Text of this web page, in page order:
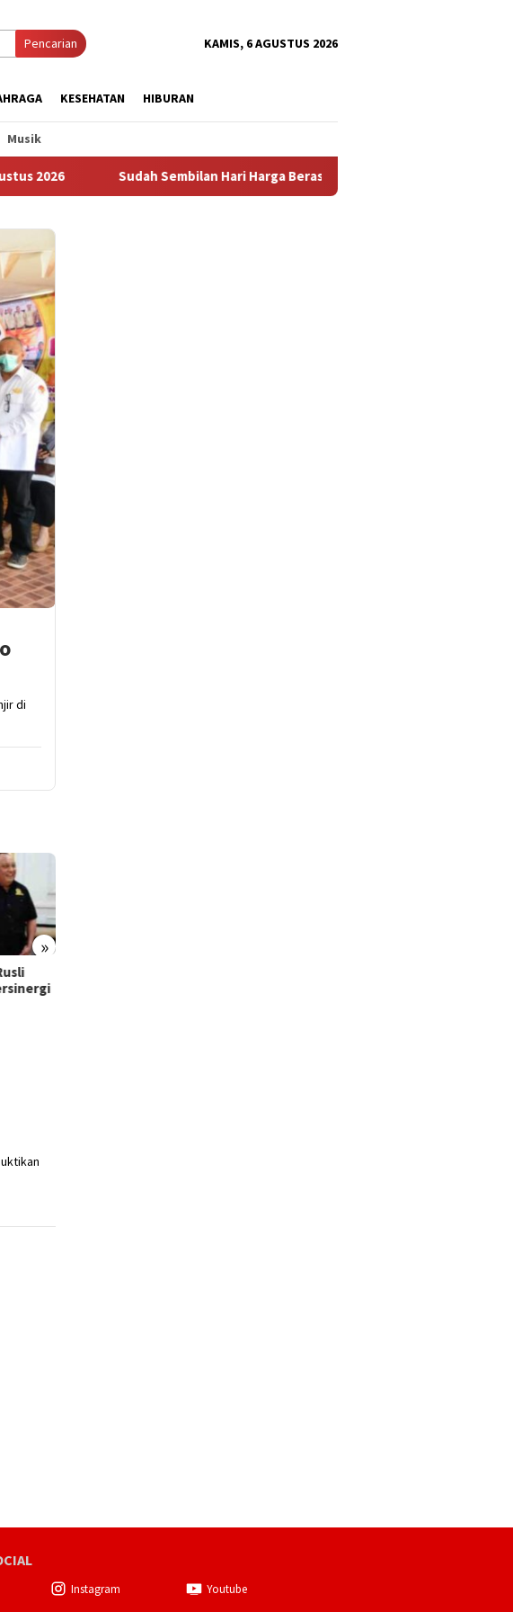
Pencarian KAMIS, 6 AGUSTUS 2026
KESEHATAN HIBURAN
Musik
Sudah Sembilan Hari Harga Beras Gorontalo Termahal di Indonesia,
di
»
Instagram
Youtube